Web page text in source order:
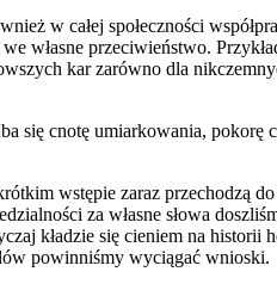
w całej społeczności
własne przeciwieństwo.
kar zarówno dla
się cnotę umiarkowania, pokorę
wstępie zaraz przechodzą
za własne słowa
kładzie się cieniem na
powinniśmy wyciągać wnioski.